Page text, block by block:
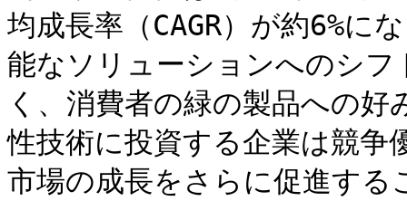
均成長率（CAGR）が約6%に
能なソリューションへのシ
く、消費者の緑の製品への
性技術に投資する企業は競争
市場の成長をさらに促進する